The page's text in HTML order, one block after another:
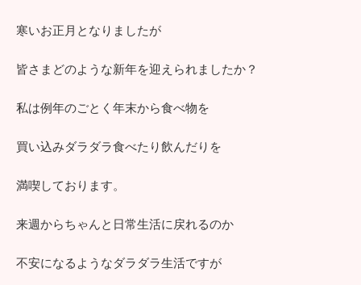
寒いお正月となりましたが
皆さまどのような新年を迎えられましたか？
私は例年のごとく年末から食べ物を
買い込みダラダラ食べたり飲んだりを
満喫しております。
来週からちゃんと日常生活に戻れるのか
不安になるようなダラダラ生活ですが